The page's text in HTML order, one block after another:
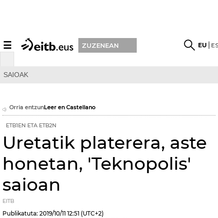
☰ ZUZENEAN EU
SAIOAK
Orria entzunLeer en Castellano
ETB1EN ETA ETB2N
Uretatik platerera, aste
honetan, 'Teknopolis'
saioan
EITB
Publikatuta: 2019/10/11 12:51 (UTC+2)